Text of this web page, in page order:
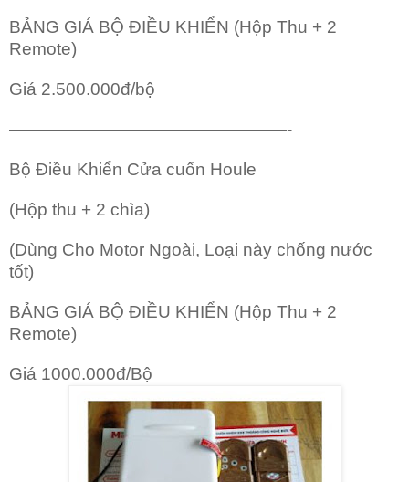
BẢNG GIÁ BỘ ĐIỀU KHIỂN (Hộp Thu + 2
Remote)
Giá 2.500.000đ/bộ
————————————————-
Bộ Điều Khiển Cửa cuốn Houle
(Hộp thu + 2 chìa)
(Dùng Cho Motor Ngoài, Loại này chống nước
tốt)
BẢNG GIÁ BỘ ĐIỀU KHIỂN (Hộp Thu + 2
Remote)
Giá 1000.000đ/Bộ